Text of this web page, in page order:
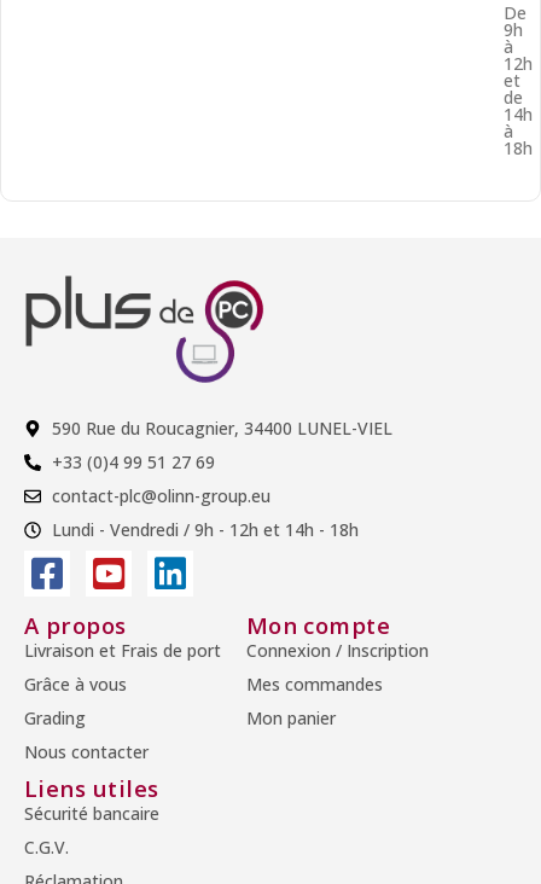
De
9h
à
12h
et
de
14h
à
18h
590 Rue du Roucagnier, 34400 LUNEL-VIEL
+33 (0)4 99 51 27 69
contact-plc@olinn-group.eu
Lundi - Vendredi / 9h - 12h et 14h - 18h
A propos
Livraison et Frais de port
Grâce à vous
Grading
Nous contacter
Mon compte
Connexion / Inscription
Mes commandes
Mon panier
Liens utiles
Sécurité bancaire
C.G.V.